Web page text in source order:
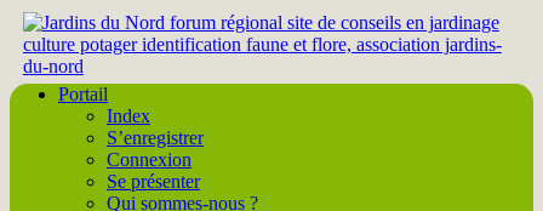
Portail
Index
S’enregistrer
Connexion
Se présenter
Qui sommes-nous ?